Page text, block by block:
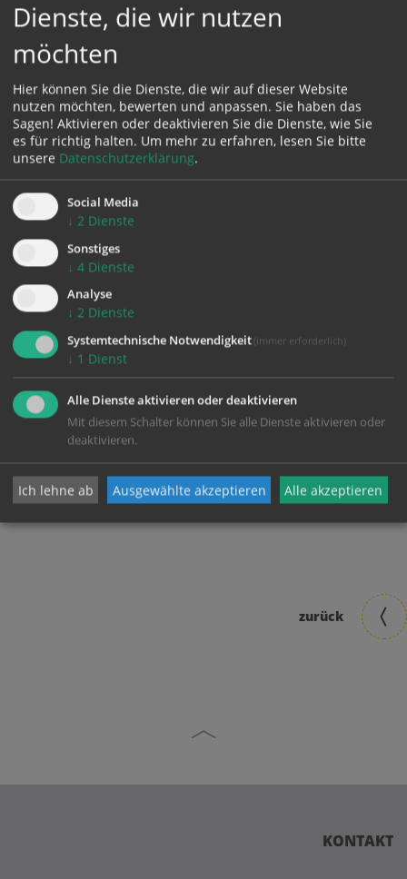
Falls Sie Interesse an diesem Training haben, melden
Sie sich bitte bei unseren Trainerinnen und Trainern:
Maria Leitner, 0699 11402347
Montag, 14:00 Uhr im Haus der Begegnung St.
Martin (wöchentlich)
Donnerstag, 09:30 Uhr im Pfarrheim Traun
(Termine nach Vereinbarung)
Max Födinger, 0676 9406354
Freitag, 09:00 Uhr im Pfarrheim Traun (14-tägig)
Ingrid Stiendl, 0664 73757029
körperlich fit zu bleiben!
Weitere Informationen über SelbA finden Sie auch auf
zurück
KONTAKT
Dienste, die wir nutzen
möchten
Hier können Sie die Dienste, die wir auf dieser Website
nutzen möchten, bewerten und anpassen. Sie haben das
Sagen! Aktivieren oder deaktivieren Sie die Dienste, wie Sie
es für richtig halten. Um mehr zu erfahren, lesen Sie bitte
unsere Datenschutzerklärung.
Social Media
↓ 2 Dienste
Sonstiges
↓ 4 Dienste
Analyse
↓ 2 Dienste
Systemtechnische Notwendigkeit (immer erforderlich)
↓ 1 Dienst
Alle Dienste aktivieren oder deaktivieren
Mit diesem Schalter können Sie alle Dienste aktivieren oder
deaktivieren.
Ich lehne ab Ausgewählte akzeptieren Alle akzeptieren